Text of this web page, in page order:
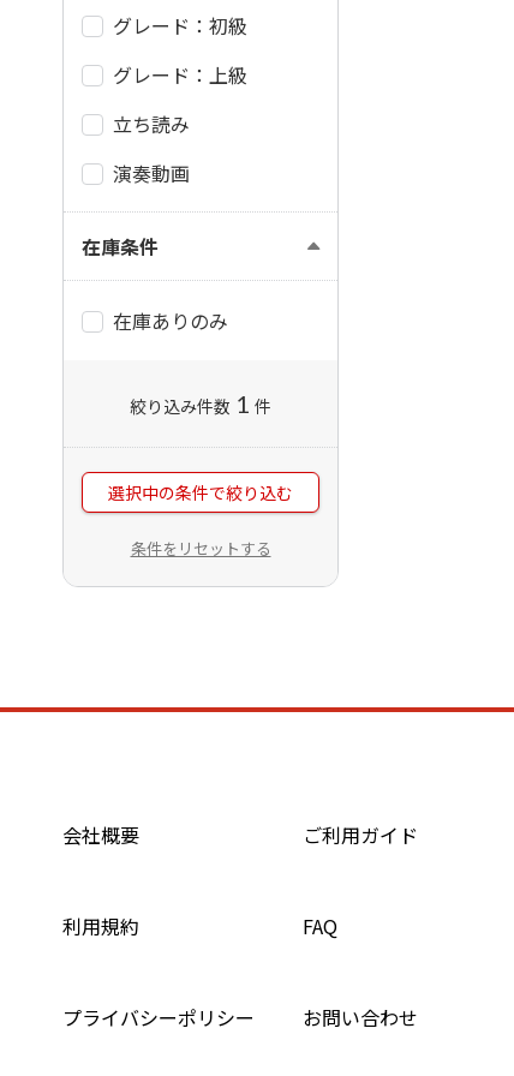
グレード：初級
グレード：上級
立ち読み
演奏動画
在庫条件
在庫ありのみ
絞り込み件数 1 件
選択中の条件で絞り込む
条件をリセットする
会社概要 ご利用ガイド
利用規約 FAQ
プライバシーポリシー お問い合わせ